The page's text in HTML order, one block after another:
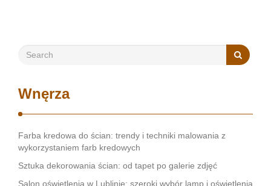
Wnęrza
Farba kredowa do ścian: trendy i techniki malowania z
wykorzystaniem farb kredowych
Sztuka dekorowania ścian: od tapet po galerie zdjęć
Salon oświetlenia w Lublinie: szeroki wybór lamp i oświetlenia